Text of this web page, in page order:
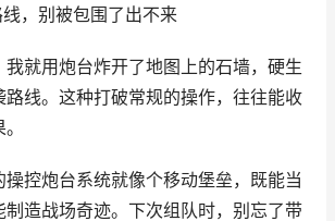
，别被包围了出不来
我就用炮台炸开了地图上的石墙，硬生
路线。这种打破常规的操作，往往能收
控炮台系统就像个移动堡垒，既能当
制造战场奇迹。下次组队时，别忘了带